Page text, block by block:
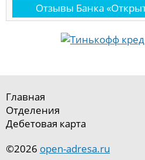
Отзывы Банка
Главная
Отделения
Дебетовая карта
©2026 open-adresa.ru